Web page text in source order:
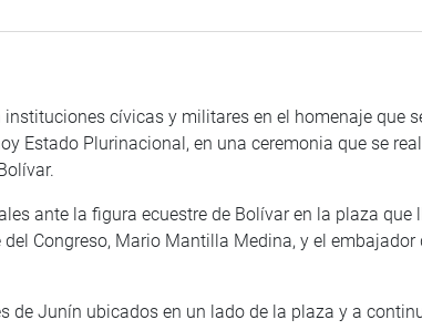
cívicas y militares en el homenaje que
Estado Plurinacional, en una ceremonia que se
ante la figura ecuestre de Bolívar en la plaza que
Congreso, Mario Mantilla Medina, y el embajador
de Junín ubicados en un lado de la plaza y a